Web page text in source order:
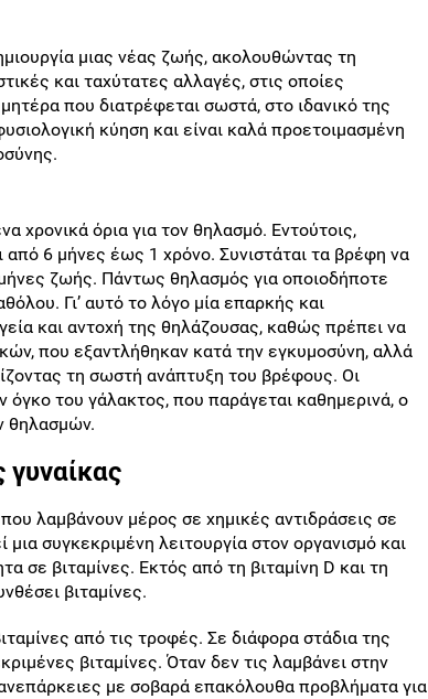
μιας νέας ζωής, ακολουθώντας τη
και ταχύτατες αλλαγές, στις οποίες
που διατρέφεται σωστά, στο ιδανικό της
κύηση και είναι καλά προετοιμασμένη
χρονικά όρια για τον θηλασμό. Εντούτοις,
από 6 μήνες έως 1 χρόνο. Συνιστάται τα βρέφη να
ζωής. Πάντως θηλασμός για οποιοδήποτε
Γι’ αυτό το λόγο μία επαρκής και
και αντοχή της θηλάζουσας, καθώς πρέπει να
που εξαντλήθηκαν κατά την εγκυμοσύνη, αλλά
τη σωστή ανάπτυξη του βρέφους. Οι
του γάλακτος, που παράγεται καθημερινά, ο
θηλασμών.
γυναίκας
λαμβάνουν μέρος σε χημικές αντιδράσεις σε
συγκεκριμένη λειτουργία στον οργανισμό και
σε βιταμίνες. Εκτός από τη βιταμίνη D και τη
βιταμίνες.
από τις τροφές. Σε διάφορα στάδια της
βιταμίνες. Όταν δεν τις λαμβάνει στην
με σοβαρά επακόλουθα προβλήματα για